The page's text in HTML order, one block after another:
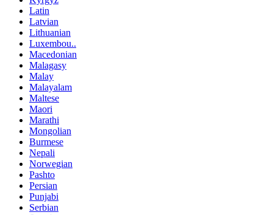
Latin
Latvian
Lithuanian
Luxembou..
Macedonian
Malagasy
Malay
Malayalam
Maltese
Maori
Marathi
Mongolian
Burmese
Nepali
Norwegian
Pashto
Persian
Punjabi
Serbian